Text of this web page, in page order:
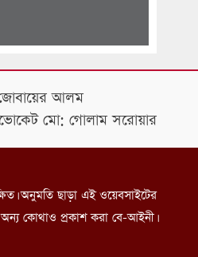
আলম
মো: গোলাম সরোয়ার
অনুমতি ছাড়া এই ওয়েবসাইটের
কোথাও প্রকাশ করা বে-আইনী।